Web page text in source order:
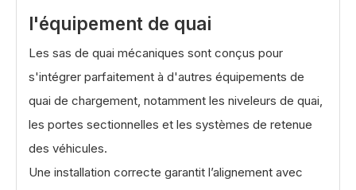
l'équipement de quai
Les sas de quai mécaniques sont conçus pour
s'intégrer parfaitement à d'autres équipements de
quai de chargement, notamment les niveleurs de quai,
les portes sectionnelles et les systèmes de retenue
des véhicules.
Une installation correcte garantit l’alignement avec